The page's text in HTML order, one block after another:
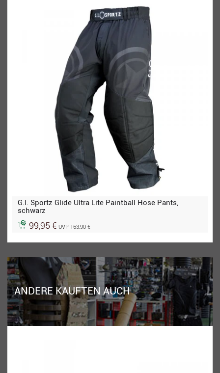
G.I. Sportz Glide Ultra Lite Paintball Hose Pants,
schwarz
99,95 €UVP 163,90 €
ANDERE KAUFTEN AUCH